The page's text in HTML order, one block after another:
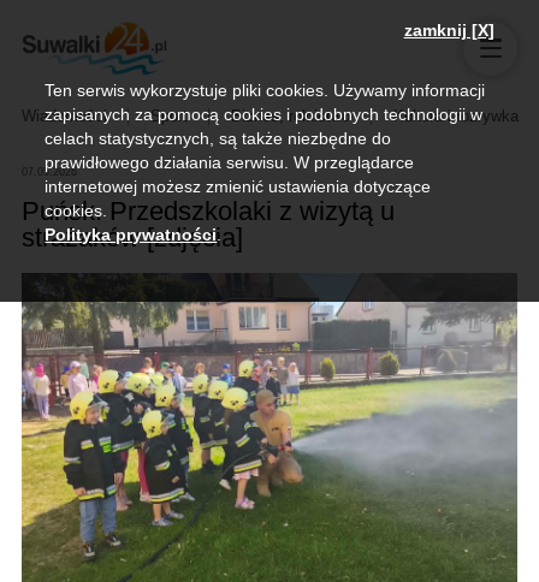
Wiadomości Sport Biznes, rolnictwo Kultura i rozrywka
07.05.2026
Puńsk. Przedszkolaki z wizytą u
strażaków [zdjęcia]
zamknij [X]
Ten serwis wykorzystuje pliki cookies. Używamy informacji
zapisanych za pomocą cookies i podobnych technologii w
celach statystycznych, są także niezbędne do
prawidłowego działania serwisu. W przeglądarce
internetowej możesz zmienić ustawienia dotyczące
cookies.
Polityka prywatności.